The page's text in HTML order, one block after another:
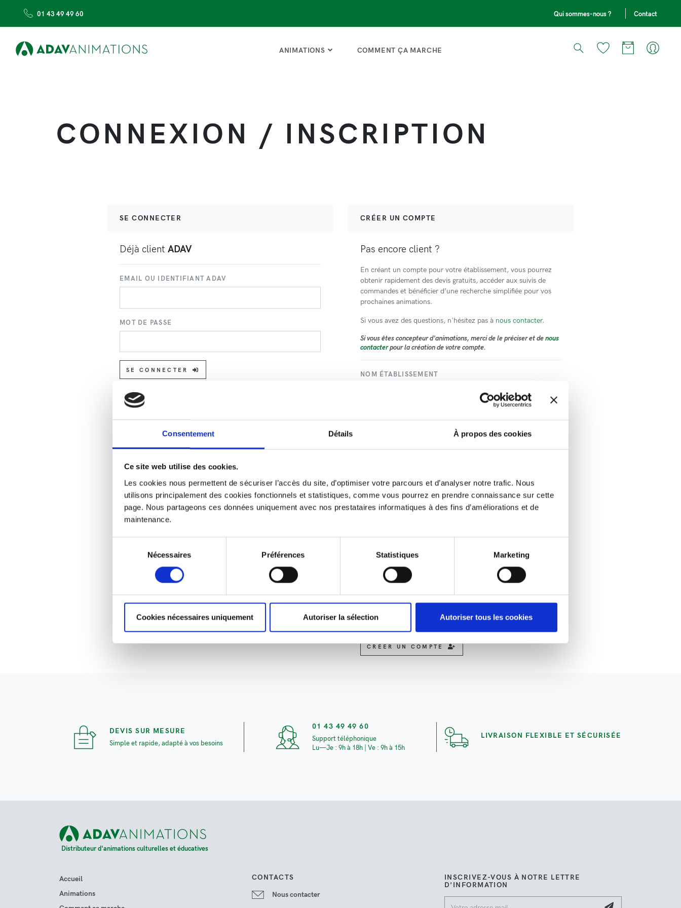
Consentement Détails À propos des cookies
Ce site web utilise des cookies.
Les cookies nous permettent de sécuriser l’accès du site, d’optimiser votre parcours et d’analyser notre trafic. Nous
utilisons principalement des cookies fonctionnels et statistiques, comme vous pourrez en prendre connaissance sur cette
page. Nous partageons ces données uniquement avec nos prestataires informatiques à des fins d’améliorations et de
maintenance.
consentement
Nécessaires Préférences Statistiques Marketing
Cookies nécessaires uniquement Autoriser la sélection Autoriser tous les cookies
01 43 49 49 60 Qui sommes-nous ? Contact
ANIMATIONS COMMENT ÇA MARCHE
CONNEXION / INSCRIPTION
SE CONNECTER
Déjà client ADAV
EMAIL OU IDENTIFIANT ADAV
MOT DE PASSE
SE CONNECTER
CRÉER UN COMPTE
Pas encore client ?
En créant un compte pour votre établissement, vous pourrez
obtenir rapidement des devis gratuits, accéder aux suivis de
commandes et bénéficier d’une recherche simplifiée pour vos
prochaines animations.
Si vous avez des questions, n'hésitez pas à nous contacter.
Si vous êtes concepteur d'animations, merci de le préciser et denous
contacterpour la création de votre compte.
NOM ÉTABLISSEMENT
VOTRE PRÉNOM
VOTRE EMAIL
ajouter d'autres personnes.
CHOISISSEZ UN MOT DE PASSE
rattachées à votre établissement.
CRÉER UN COMPTE
DEVIS SUR MESURE
Simple et rapide, adapté à vos besoins
01 43 49 49 60
Support téléphonique
Lu—Je : 9h à 18h | Ve : 9h à 15h
LIVRAISON FLEXIBLE ET SÉCURISÉE
Distributeur d'animations culturelles et éducatives
Accueil
Animations
CONTACTS
Nous contacter
INSCRIVEZ-VOUS À NOTRE LETTRE
D'INFORMATION